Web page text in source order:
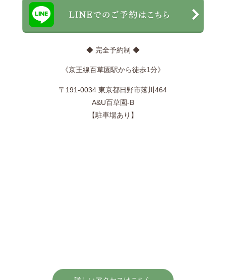
◆ 完全予約制 ◆
《京王線百草園駅から徒歩1分》
〒191-0034 東京都日野市落川464
A&U百草園-B
【駐車場あり】